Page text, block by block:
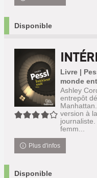
Disponible
4/5
Livre |
monde
Ashley
entrepôt
version à
femm...
Plus d'infos
Disponible